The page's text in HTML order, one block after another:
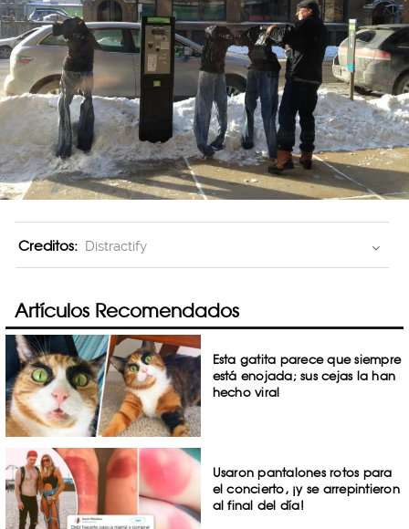
Creditos: Distractify
Artículos Recomendados
Esta gatita parece que siempre
está enojada; sus cejas la han
hecho viral
Usaron pantalones rotos para
el concierto, ¡y se arrepintieron
al final del día!